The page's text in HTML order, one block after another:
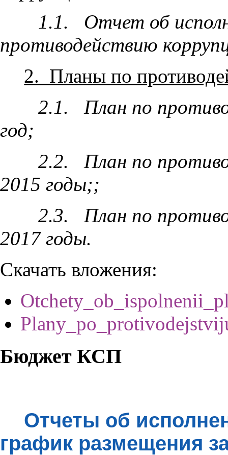
1.1. Отчет об
противодействию
2. Планы по
2.1. План по
год;
2.2. План по
2015 годы;;
2.3. План по
2017 годы.
Скачать вложения:
Бюджет КСП
Отчеты об
график размещения